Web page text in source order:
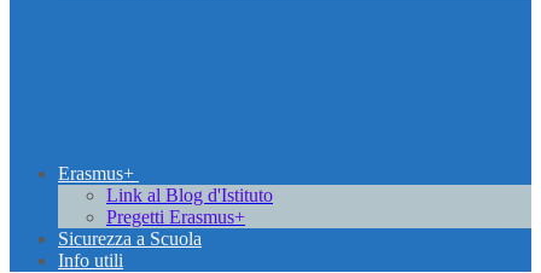
Erasmus+
Link al Blog d'Istituto
Pregetti Erasmus+
Sicurezza a Scuola
Info utili